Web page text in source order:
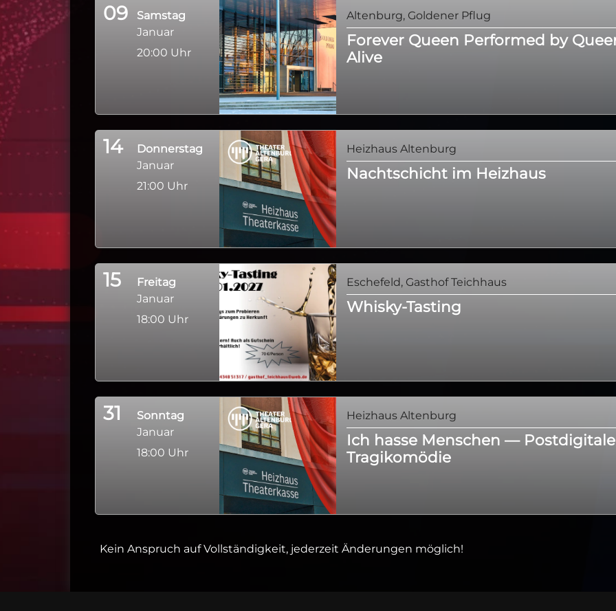
Samstag
09
Januar
20:00 Uhr
Altenburg, Goldener Pflug
Forever Queen Performed by
Alive
Donnerstag
14
Januar
21:00 Uhr
Heizhaus Altenburg
Nachtschicht im Heizhaus
Freitag
15
Januar
18:00 Uhr
Eschefeld, Gasthof Teichhaus
Whisky-Tasting
Sonntag
31
Januar
18:00 Uhr
Heizhaus Altenburg
Ich hasse Menschen — Postdigitale
Tragikomödie
Kein Anspruch auf Vollständigkeit, jederzeit Änderungen möglich!